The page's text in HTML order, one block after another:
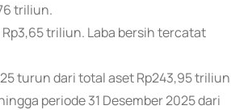
triliun.
triliun. Laba bersih tercatat
turun dari total aset Rp243,95 triliun
periode 31 Desember 2025 dari